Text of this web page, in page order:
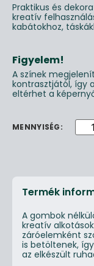
Praktikus és
kreatív
kabátokhoz,
Figyelem!
A színek
kontrasztjától, így
eltérhet a
Termék
A gombok
kreatív
záróelemként
is betöltenek,
az elkészült